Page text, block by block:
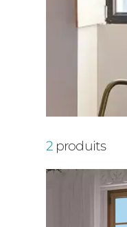
2 produits